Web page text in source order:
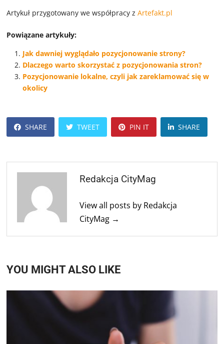
Artykuł przygotowany we współpracy zArtefakt.pl
Powiązane artykuły:
Jak dawniej wyglądało pozycjonowanie strony?
Dlaczego warto skorzystać z pozycjonowania stron?
Pozycjonowanie lokalne, czyli jak zareklamować się w
okolicy
SHARE TWEET PIN IT SHARE
Redakcja CityMag
View all posts by Redakcja
CityMag →
YOU MIGHT ALSO LIKE